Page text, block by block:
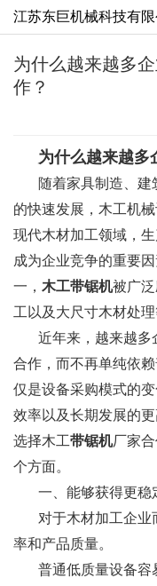
江苏东巨机械科技有限
为什么越来越多
作？
为什么越来越多
随着家具制造、
的快速发展，木工机
现代木材加工领域，
成为企业竞争的重要
一， 木工带锯机被广
工以及大尺寸木材处理
近年来，越来越多
合作，而不再单纯依
仅是设备采购模式的
效率以及长期发展的
选择木工带锯机厂家
个方面。
一、能够获得更稳
对于木材加工企业
率和产品质量。
普通低质量设备容